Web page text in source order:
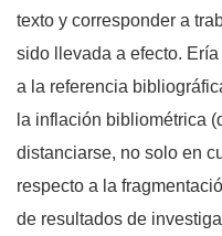
texto y corresponder a
sido llevada a efecto.
a la referencia
la inflación bibliométrica
distanciarse, no solo en
respecto a la
de resultados de